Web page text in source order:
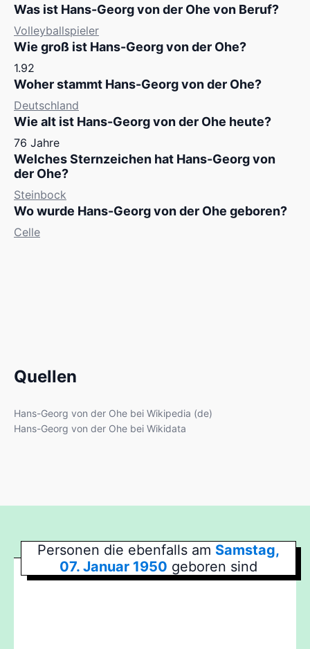
Was ist Hans-Georg von der Ohe von Beruf?
Volleyballspieler
Wie groß ist Hans-Georg von der Ohe?
1.92
Woher stammt Hans-Georg von der Ohe?
Deutschland
Wie alt ist Hans-Georg von der Ohe heute?
76 Jahre
Welches Sternzeichen hat Hans-Georg von
der Ohe?
Steinbock
Wo wurde Hans-Georg von der Ohe geboren?
Celle
Quellen
Hans-Georg von der Ohe bei Wikipedia (de)
Hans-Georg von der Ohe bei Wikidata
Personen die ebenfalls am Samstag,
07. Januar 1950 geboren sind